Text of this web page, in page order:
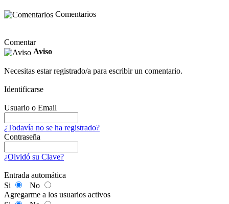
Comentarios
Comentar
Aviso
Necesitas estar registrado/a para escribir un comentario.
Identificarse
Usuario o Email
¿Todavía no se ha registrado?
Contraseña
¿Olvidó su Clave?
Entrada automática
Si
No
Agregarme a los usuarios activos